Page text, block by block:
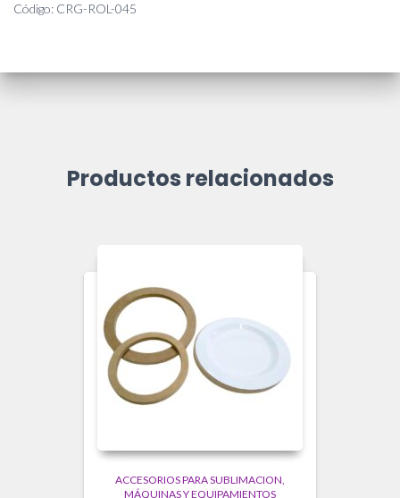
Código: CRG-ROL-045
Productos relacionados
ACCESORIOS PARA SUBLIMACION
MÁQUINAS Y EQUIPAMIENTOS